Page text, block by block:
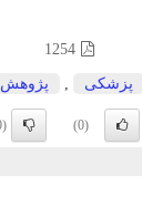
1254
پزشكی پژوهش
(0)
(0)